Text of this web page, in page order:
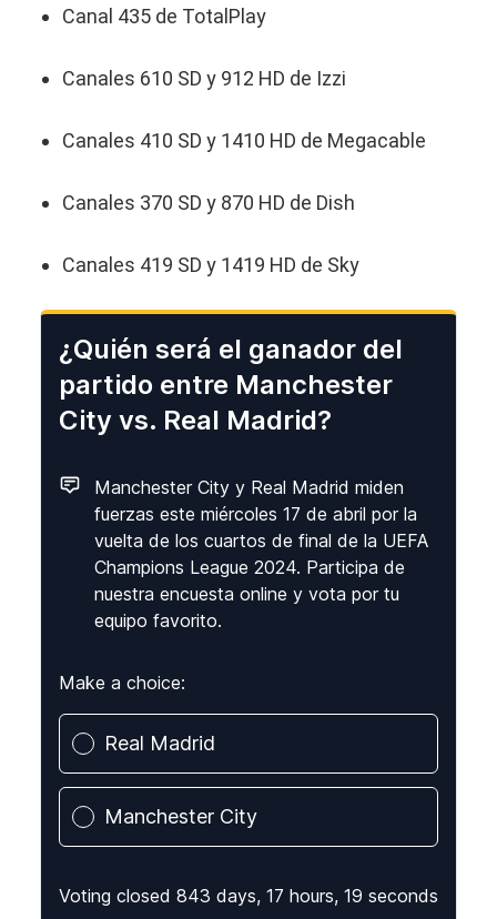
Canal 435 de TotalPlay
Canales 610 SD y 912 HD de Izzi
Canales 410 SD y 1410 HD de Megacable
Canales 370 SD y 870 HD de Dish
Canales 419 SD y 1419 HD de Sky